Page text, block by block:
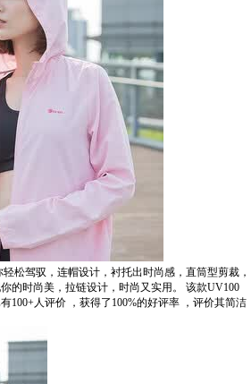
松驾驭，连帽设计，衬托出时尚感，直筒型剪裁，
的时尚美，拉链设计，时尚又实用。
该款UV100
100+人评价 ，获得了100%的好评率 ，评价其简洁